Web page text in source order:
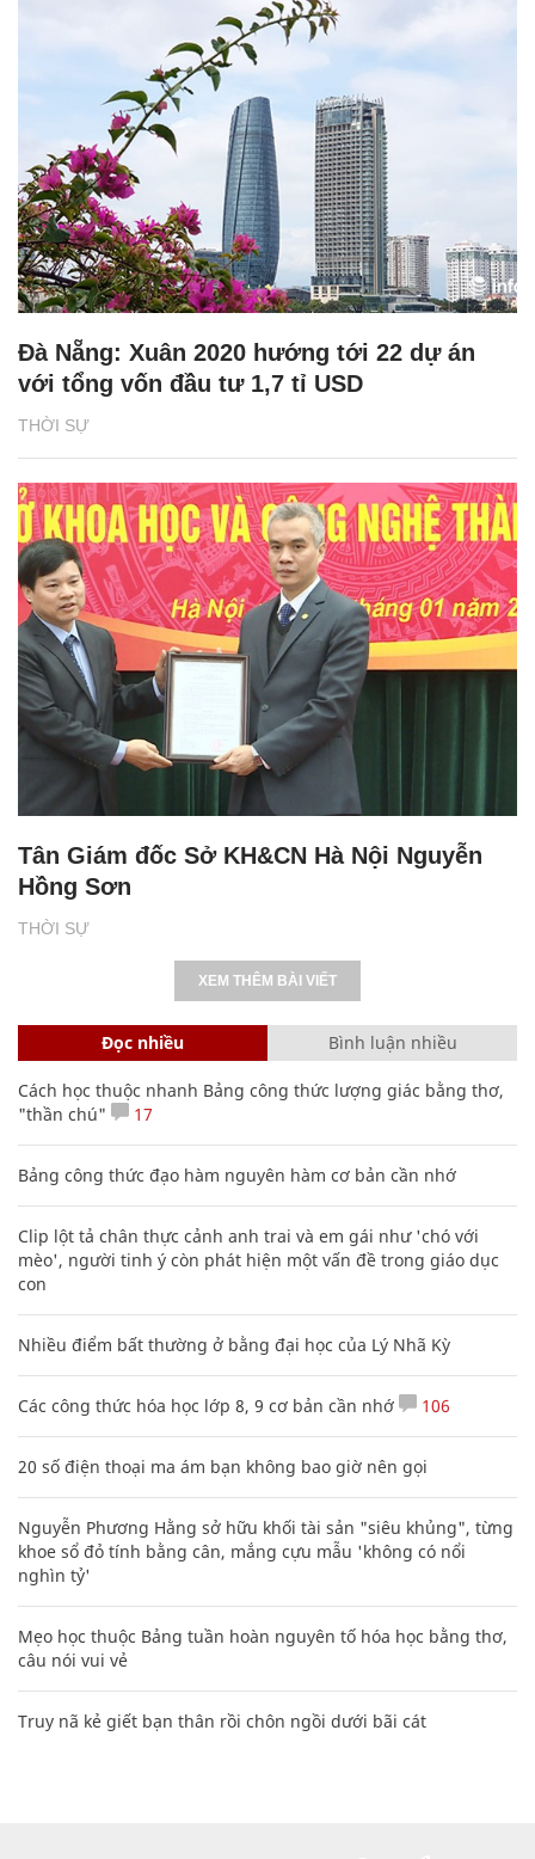
THỜI SỰ
Đà Nẵng: Xuân 2020 hướng tới 22 dự án
với tổng vốn đầu tư 1,7 tỉ USD
THỜI SỰ
Tân Giám đốc Sở KH&CN Hà Nội Nguyễn
Hồng Sơn
XEM THÊM BÀI VIẾT
Đọc nhiều Bình luận nhiều
Cách học thuộc nhanh Bảng công thức lượng giác bằng thơ,
"thần chú"
17
Bảng công thức đạo hàm nguyên hàm cơ bản cần nhớ
Clip lột tả chân thực cảnh anh trai và em gái như 'chó với
mèo', người tinh ý còn phát hiện một vấn đề trong giáo dục
con
Nhiều điểm bất thường ở bằng đại học của Lý Nhã Kỳ
Các công thức hóa học lớp 8, 9 cơ bản cần nhớ 106
20 số điện thoại ma ám bạn không bao giờ nên gọi
Nguyễn Phương Hằng sở hữu khối tài sản "siêu khủng", từng
khoe sổ đỏ tính bằng cân, mắng cựu mẫu 'không có nổi
nghìn tỷ'
Mẹo học thuộc Bảng tuần hoàn nguyên tố hóa học bằng thơ,
câu nói vui vẻ
Truy nã kẻ giết bạn thân rồi chôn ngồi dưới bãi cát